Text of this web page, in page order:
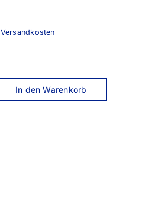
Versandkosten
In den Warenkorb